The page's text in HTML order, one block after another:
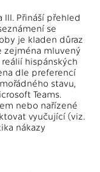
Přináší přehled
se
je kladen důraz
zejména mluvený
hispánských
dle preferencí
stavu,
Teams.
nebo nařízené
vyučující (viz.
nákazy